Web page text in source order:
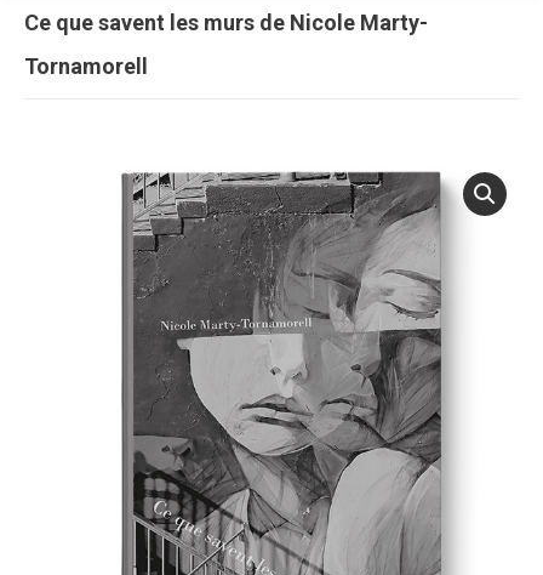
Ce que savent les murs de Nicole Marty-
Tornamorell